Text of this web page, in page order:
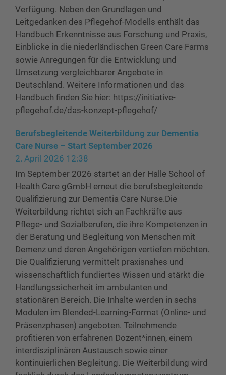
Verfügung. Neben den Grundlagen und
Leitgedanken des Pflegehof-Modells enthält das
Handbuch Erkenntnisse aus Forschung und Praxis,
Einblicke in die niederländischen Green Care Farms
sowie Anregungen für die Entwicklung und
Umsetzung vergleichbarer Angebote in
Deutschland. Weitere Informationen und das
Handbuch finden Sie hier: https://initiative-
pflegehof.de/das-konzept-pflegehof/
Berufsbegleitende Weiterbildung zur Dementia
Care Nurse – Start September 2026
2. April 2026 12:38
Im September 2026 startet an der Halle School of
Health Care gGmbH erneut die berufsbegleitende
Qualifizierung zur Dementia Care Nurse.Die
Weiterbildung richtet sich an Fachkräfte aus
Pflege- und Sozialberufen, die ihre Kompetenzen in
der Beratung und Begleitung von Menschen mit
Demenz und deren Angehörigen vertiefen möchten.
Die Qualifizierung vermittelt praxisnahes und
wissenschaftlich fundiertes Wissen und stärkt die
Handlungssicherheit im ambulanten und
stationären Bereich. Die Inhalte werden in sechs
Modulen im Blended-Learning-Format (Online- und
Präsenzphasen) angeboten. Teilnehmende
profitieren von erfahrenen Dozent*innen, einem
interdisziplinären Austausch sowie einer
kontinuierlichen Begleitung. Die Weiterbildung wird